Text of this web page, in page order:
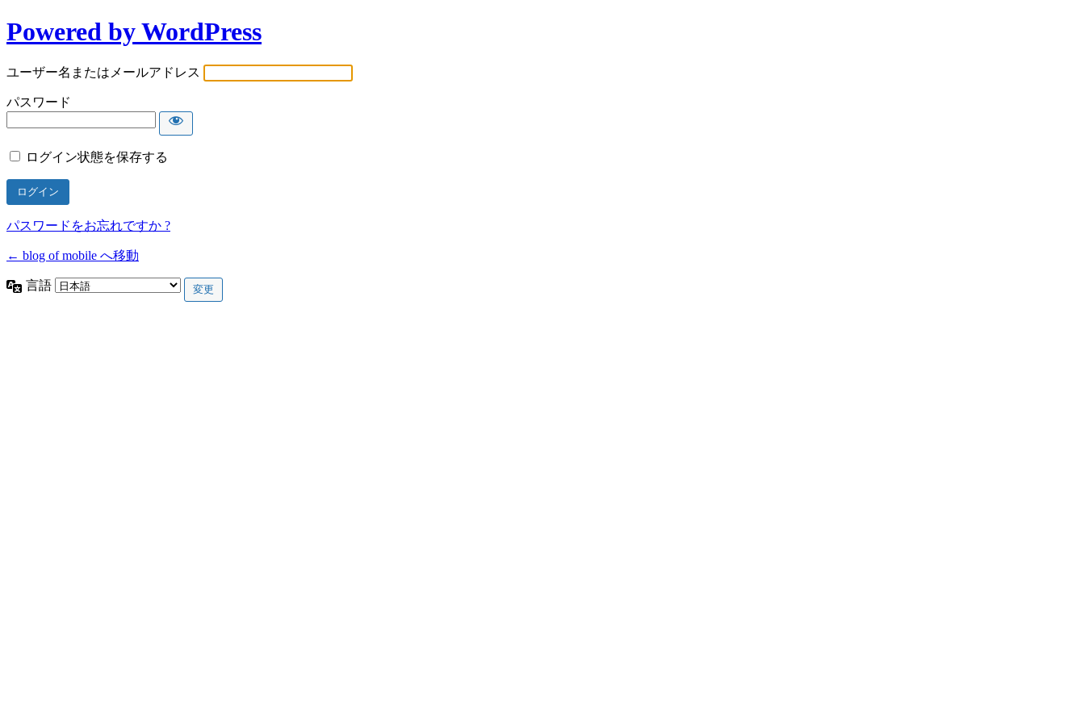
Powered by WordPress
ユーザー名またはメールアドレス
パスワード
ログイン状態を保存する
パスワードをお忘れですか ?
← blog of mobile へ移動
言語